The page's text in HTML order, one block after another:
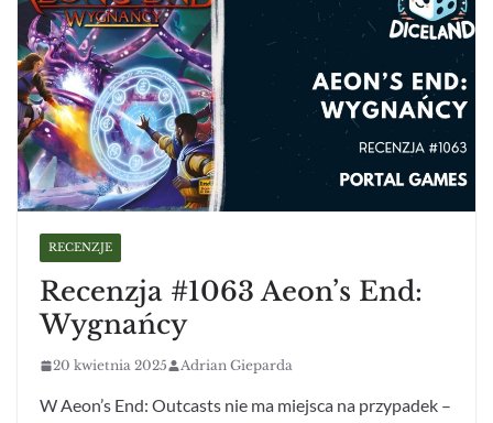
RECENZJE
Recenzja #1063 Aeon’s End:
Wygnańcy
20 kwietnia 2025 Adrian Gieparda
W Aeon’s End: Outcasts nie ma miejsca na przypadek –